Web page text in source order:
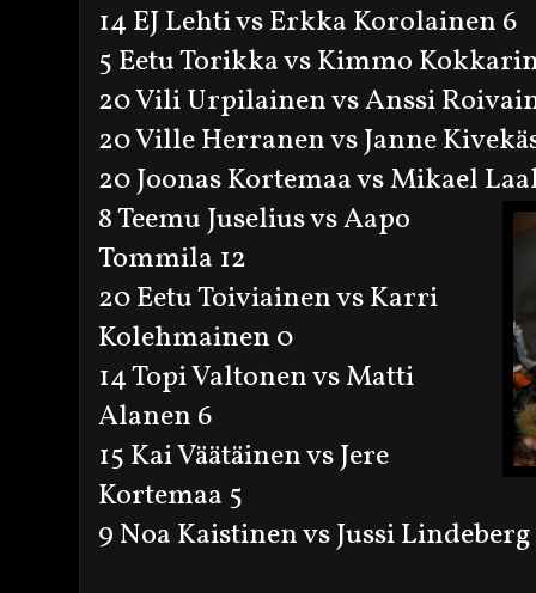
14 EJ Lehti vs Erkka Korolainen 6
5 Eetu Torikka vs Kimmo
20 Vili Urpilainen vs Anssi
20 Ville Herranen vs Janne
20 Joonas Kortemaa vs Mikael
8 Teemu Juselius vs Aapo
Tommila 12
20 Eetu Toiviainen vs Karri
Kolehmainen 0
14 Topi Valtonen vs Matti
Alanen 6
15 Kai Väätäinen vs Jere
Kortemaa 5
9 Noa Kaistinen vs Jussi Lindeberg